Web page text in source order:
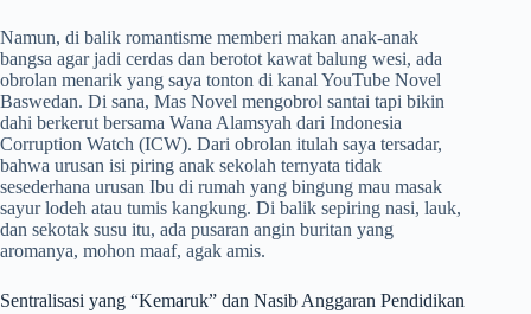
Namun, di balik romantisme memberi makan anak-anak
bangsa agar jadi cerdas dan berotot kawat balung wesi, ada
obrolan menarik yang saya tonton di kanal YouTube Novel
Baswedan. Di sana, Mas Novel mengobrol santai tapi bikin
dahi berkerut bersama Wana Alamsyah dari Indonesia
Corruption Watch (ICW). Dari obrolan itulah saya tersadar,
bahwa urusan isi piring anak sekolah ternyata tidak
sesederhana urusan Ibu di rumah yang bingung mau masak
sayur lodeh atau tumis kangkung. Di balik sepiring nasi, lauk,
dan sekotak susu itu, ada pusaran angin buritan yang
aromanya, mohon maaf, agak amis.
Sentralisasi yang “Kemaruk” dan Nasib Anggaran Pendidikan